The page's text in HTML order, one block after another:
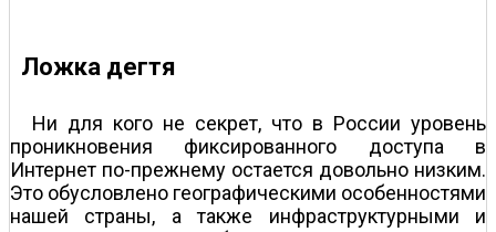
Ложка дегтя
Ни для кого не секрет, что в России уровень
проникновения фиксированного доступа в
Интернет по-прежнему остается довольно низким.
Это обусловлено географическими особенностями
нашей страны, а также инфраструктурными и